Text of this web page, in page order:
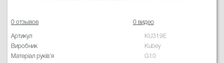
0 отзывов 0 видео
Артикул
KU319E
Виробник
Kubey
Матеріал руків'я
G10